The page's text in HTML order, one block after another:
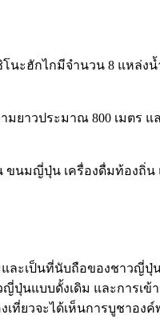
โนะฮักไกมีจำนวน 8 แห
มยาวประมาณ 800 เมต
มญี่ปุ่น เครื่องดื่มท้องถิ่น
ละเป็นที่นับถือของชาวญี่
ปุ่นแบบดั้งเดิม และการ
ที่ยวจะได้เห็นการบูชาอ